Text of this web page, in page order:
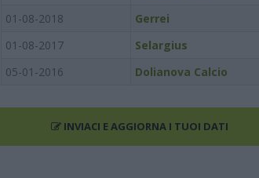
01-08-2018
Gerrei
01-08-2017
Selargius
05-01-2016
Dolianova Calcio
INVIACI E AGGIORNA I TUOI DATI